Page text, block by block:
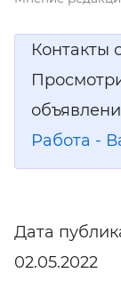
Контакты
Работа -
Дата
02.05.2022